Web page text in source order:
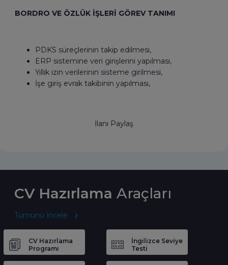
BORDRO VE ÖZLÜK İŞLERİ GÖREV TANIMI
PDKS süreçlerinin takip edilmesi,
ERP sistemine veri girişlerini yapılması,
Yıllık izin verilerinin sisteme girilmesi,
İşe giriş evrak takibinin yapılması,
İlanı Paylaş
CV Hazırlama Araçları
Tümünü İncele
CV Hazırlama
Programı
İngilizce Seviye
Testi